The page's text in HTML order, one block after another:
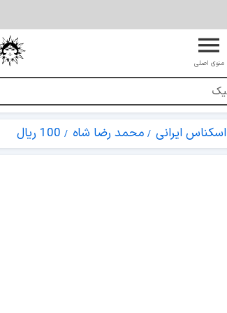
منوی اصلی
اسکناس ایرانی محمد رضا شاه 100 ریال